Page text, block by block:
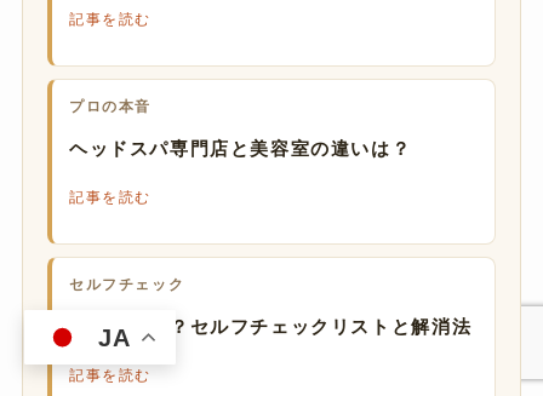
記事を読む
プロの本音
ヘッドスパ専門店と美容室の違いは？
記事を読む
セルフチェック
脳疲労とは？セルフチェックリストと解消法
記事を読む
JA